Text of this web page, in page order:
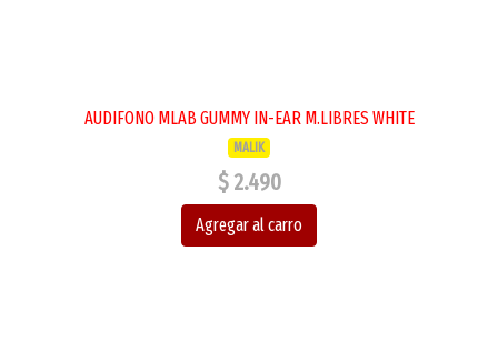
AUDIFONO MLAB GUMMY IN-EAR M.LIBRES WHITE
MALIK
$ 2.490
Agregar al carro